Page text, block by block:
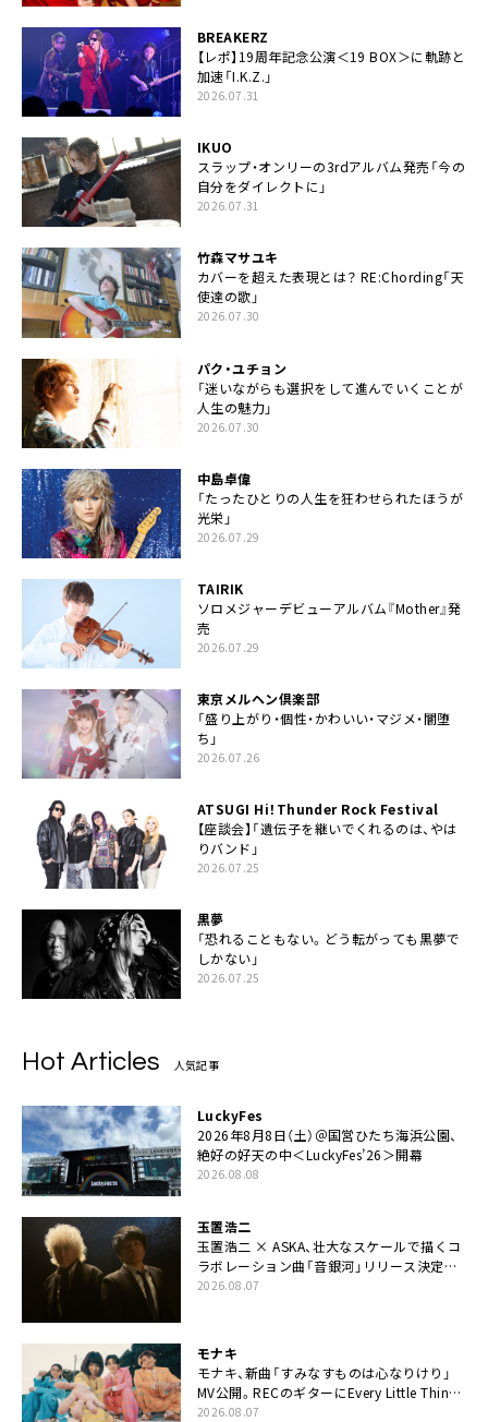
BREAKERZ
【レポ】19周年記念公演＜19 BOX＞に軌跡と
加速「I.K.Z.」
2026.07.31
IKUO
スラップ・オンリーの3rdアルバム発売「今の
自分をダイレクトに」
2026.07.31
竹森マサユキ
カバーを超えた表現とは？ RE:Chording「天
使達の歌」
2026.07.30
パク・ユチョン
「迷いながらも選択をして進んでいくことが
人生の魅力」
2026.07.30
中島卓偉
「たったひとりの人生を狂わせられたほうが
光栄」
2026.07.29
TAIRIK
ソロメジャーデビューアルバム『Mother』発
売
2026.07.29
東京メルヘン倶楽部
「盛り上がり・個性・かわいい・マジメ・闇堕
ち」
2026.07.26
ATSUGI Hi！Thunder Rock Festival
【座談会】「遺伝子を継いでくれるのは、やは
りバンド」
2026.07.25
黒夢
「恐れることもない。どう転がっても黒夢で
しかない」
2026.07.25
Hot Articles 人気記事
LuckyFes
2026年8月8日（土）＠国営ひたち海浜公園、
絶好の好天の中＜LuckyFes’26＞開幕
2026.08.08
玉置浩二
玉置浩二 × ASKA、壮大なスケールで描くコ
ラボレーション曲「音銀河」リリース決定。
カップリングには新曲「命の宿り」収録も
2026.08.07
モナキ
モナキ、新曲「すみなすものは心なりけり」
MV公開。RECのギターにEvery Little Thing・
伊藤一朗参加も
2026.08.07